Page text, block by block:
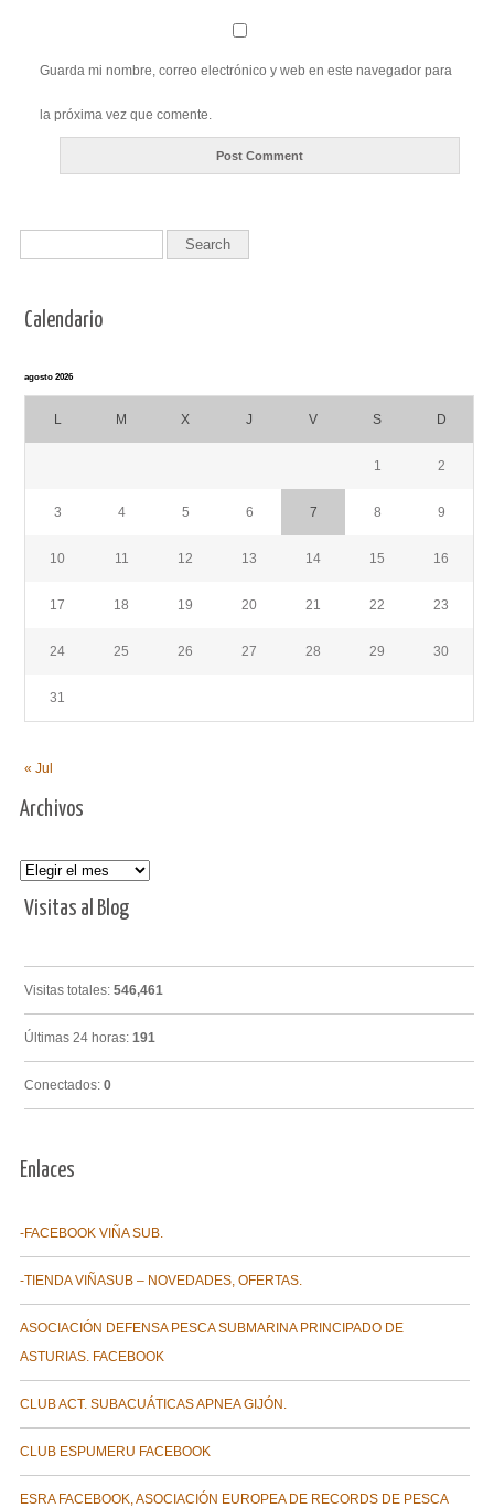
Guarda mi nombre, correo electrónico y web en este navegador para
la próxima vez que comente.
Calendario
agosto 2026
L M X J V S D
1 2
3 4 5 6 7 8 9
10 11 12 13 14 15 16
17 18 19 20 21 22 23
24 25 26 27 28 29 30
31
« Jul
Archivos
Archivos
Visitas al Blog
Visitas totales: 546,461
Últimas 24 horas: 191
Conectados: 0
Enlaces
-FACEBOOK VIÑA SUB.
-TIENDA VIÑASUB – NOVEDADES, OFERTAS.
ASOCIACIÓN DEFENSA PESCA SUBMARINA PRINCIPADO DE
ASTURIAS. FACEBOOK
CLUB ACT. SUBACUÁTICAS APNEA GIJÓN.
CLUB ESPUMERU FACEBOOK
ESRA FACEBOOK, ASOCIACIÓN EUROPEA DE RECORDS DE PESCA